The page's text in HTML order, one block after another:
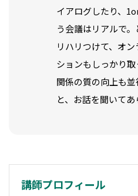
イアログしたり、
う会議はリアルで
リハリつけて、オ
ションもしっかり
関係の質の向上も
と、お話を聞いてあ
講師プロフィール